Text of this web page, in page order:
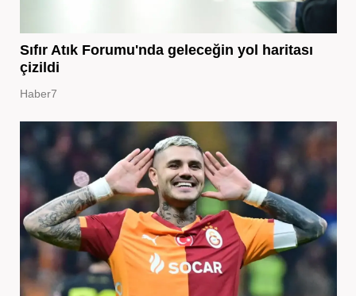
Sıfır Atık Forumu'nda geleceğin yol haritası
çizildi
Haber7